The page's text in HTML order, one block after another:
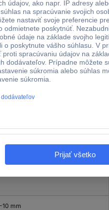
300 mm
10 mm